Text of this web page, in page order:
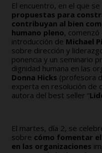
El encuentro, en el que
propuestas para
contribuyan al bien
humano pleno, comenzó
introducción de Michael
sobre dirección y
ponencia y un seminario
dignidad humana en las
Donna Hicks (profesora
experta en resolución de
autora del best seller “
El martes, día 2, se
sobre cómo fomentar
en las organizaciones